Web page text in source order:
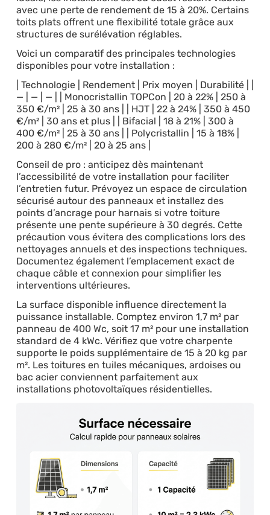
avec une perte de rendement de 15 à 20%. Certains
toits plats offrent une flexibilité totale grâce aux
structures de surélévation réglables.
Voici un comparatif des principales technologies
disponibles pour votre installation :
| Technologie | Rendement | Prix moyen | Durabilité | |
— | — | — | | Monocristallin TOPCon | 20 à 22% | 250 à
350 €/m² | 25 à 30 ans | | HJT | 22 à 24% | 350 à 450
€/m² | 30 ans et plus | | Bifacial | 18 à 21% | 300 à
400 €/m² | 25 à 30 ans | | Polycristallin | 15 à 18% |
200 à 280 €/m² | 20 à 25 ans |
Conseil de pro : anticipez dès maintenant
l’accessibilité de votre installation pour faciliter
l’entretien futur. Prévoyez un espace de circulation
sécurisé autour des panneaux et installez des
points d’ancrage pour harnais si votre toiture
présente une pente supérieure à 30 degrés. Cette
précaution vous évitera des complications lors des
nettoyages annuels et des inspections techniques.
Documentez également l’emplacement exact de
chaque câble et connexion pour simplifier les
interventions ultérieures.
La surface disponible influence directement la
puissance installable. Comptez environ 1,7 m² par
panneau de 400 Wc, soit 17 m² pour une installation
standard de 4 kWc. Vérifiez que votre charpente
supporte le poids supplémentaire de 15 à 20 kg par
m². Les toitures en tuiles mécaniques, ardoises ou
bac acier conviennent parfaitement aux
installations photovoltaïques résidentielles.